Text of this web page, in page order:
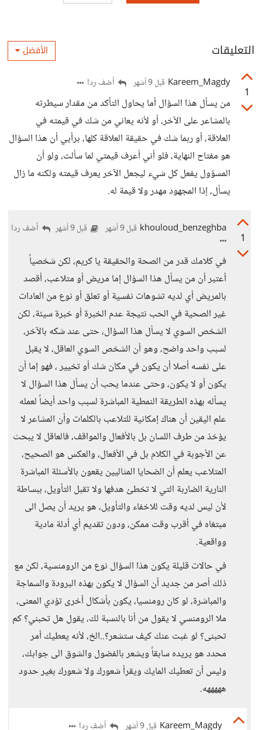
التعليقات الأفضل
1
Kareem_Magdy قبل 9 أشهر أضف ردا
من يسأل هذا السؤال أما يحاول التأكد من مقدار سيطرته
بالمشاعر على الآخر، أو لأنه يعاني من شك في قيمته في
العلاقة، أو ربما شك في حقيقة العلاقة كلها، برأيي أن هذا السؤال
هو مفتاح النهاية، فلو أني أعرف قيمتي لما سألت، ولو أن
المسؤول يفعل كل شيء ليجعل الآخر يعرف قيمته ولكنه ما زال
يسأل، إذا المجهود مهدر ولا قيمة له.
1
khouloud_benzeghba قبل 9 أشهر قبل 9 أشهر أضف ردا
في كلامك قدر من الصحة والحقيقة يا كريم، لكن شخصياً
أعتبر أن من يسأل هذا السؤال إما مريض أو متلاعب، أقصد
بالمريض أي لديه تشوهات نفسية أو تعلق أو نوع من العادات
غير الصحية في الحب نتيجة عدم الخبرة أو خبرة سيئة، لكن
الشخص السوي لا يسأل هذا السؤال، حتى عند شكه بالآخر،
لسبب واحد واضح، وهو أن الشخص السوي العاقل، لا يقبل
على نفسه أصلا أن يكون في مكان شك أو تخيير ، فهو إما أن
يكون أو لا يكون، وحتى عندما يحب أن يسأل هذا السؤال لا
يسأله بهذه الطريقة النمطية المباشرة لسبب واحد أيضاً لعمله
علم اليقين أن هناك إمكانية للتلاعب بالكلمات وأن المشاعر لا
يؤخذ من طرف اللسان بل بالأفعال والمواقف، فالعاقل لا يبحث
عن الأجوبة في الكلام بل في الأفعال، والعكس هو الصحيح،
المتلاعب يعلم أن الضحايا المثاليين يقعون بالأسئلة المباشرة
النارية الضاربة التي لا تخطئ هدفها ولا تقبل التأويل، ببساطة
لأن ليس لديه وقت للاخفاء والتأويل، هو يريد أن يصل الى
مبتغاه في أقرب وقت ممكن، ودون تقديم أي أدلة مادية
وواقعية.
في حالات قليلة يكون هذا السؤال نوع من الرومنسية، لكن مع
ذلك أصر من جديد أن السؤال لا يكون بهذه البرودة والسماجة
والمباشرة، لو كان رومنسيا، يكون بأشكال أخرى تؤدي المعنى،
ملا الرومنسي لا يقول من أنا بالنسبة لك، يقول هل تحبني؟ كم
تحبنى؟ لو غبت عنك كيف ستشعر؟..الخ، لأنه يعطيك أمر
محدد هو يريده سابقاً ويشعر بالفضول والشوق الى جوابك،
وليس أن تعطيك المايك ويقرأ شعورك ولا شعورك بغير حدود
هههههه.
Kareem_Magdy قبل 9 أشهر أضف ردا